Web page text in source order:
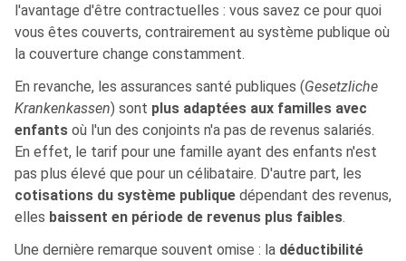
l'avantage d'être contractuelles : vous savez ce pour quoi
vous êtes couverts, contrairement au système publique où
la couverture change constamment.
En revanche, les assurances santé publiques (Gesetzliche
Krankenkassen) sont plus adaptées aux familles avec
enfants où l'un des conjoints n'a pas de revenus salariés.
En effet, le tarif pour une famille ayant des enfants n'est
pas plus élevé que pour un célibataire. D'autre part, les
cotisations du système publique dépendant des revenus,
elles baissent en période de revenus plus faibles.
Une dernière remarque souvent omise : la déductibilité